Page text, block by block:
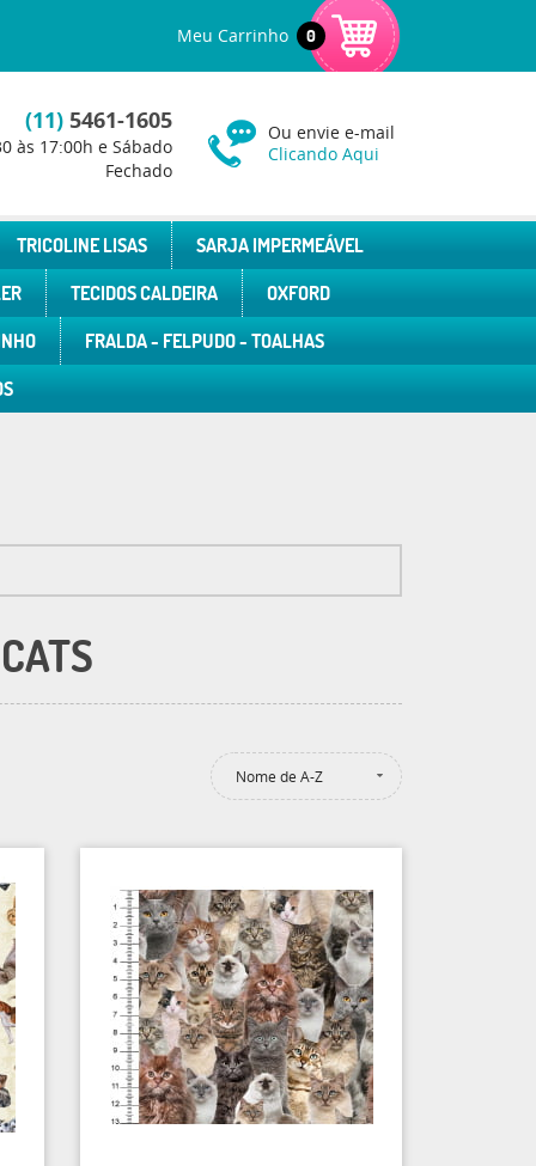
Meu Carrinho 0
(11) 5461-1605
às 17:00h e Sábado
Fechado
Ou envie e-mail
Clicando Aqui
TRICOLINE LISAS
SARJA IMPERMEÁVEL
TECIDOS CALDEIRA
OXFORD
FRALDA - FELPUDO - TOALHAS
Nome de A-Z